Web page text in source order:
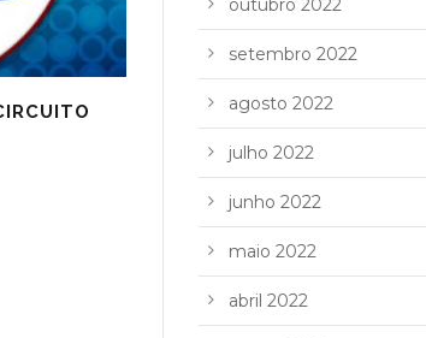
outubro 2022
setembro 2022
agosto 2022
julho 2022
junho 2022
maio 2022
abril 2022